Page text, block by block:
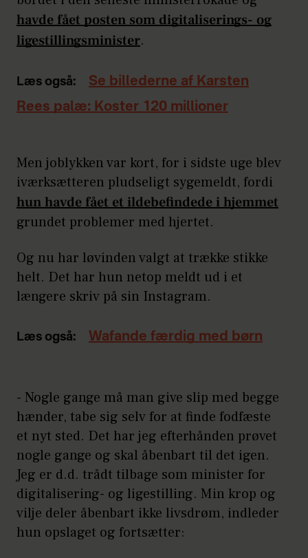
havde fået posten som digitaliserings- og
ligestillingsminister.
Læs også:
Se billederne af Karsten
Rees palæ: Koster 120 millioner
Men joblykken var kort, for i sidste uge blev
iværksætteren pludseligt sygemeldt, fordi
hun havde fået et ildebefindede i hjemmet
grundet problemer med hjertet.
Og nu har løvinden valgt at trække stikke
helt. Det har hun netop meldt ud i et
længere skriv på sin Instagram.
Læs også: Wafande færdig med børn
- Nogle gange må man give slip med begge
hænder, tabe sig selv for at finde fodfæste
et nyt sted. Det har jeg efterhånden prøvet
nogle gange og skal åbenbart til det igen.
Jeg er d.d. trådt tilbage som minister for
digitalisering- og ligestilling. Min krop og
vilje deler åbenbart ikke livsdrøm, indleder
hun opslaget og fortsætter: